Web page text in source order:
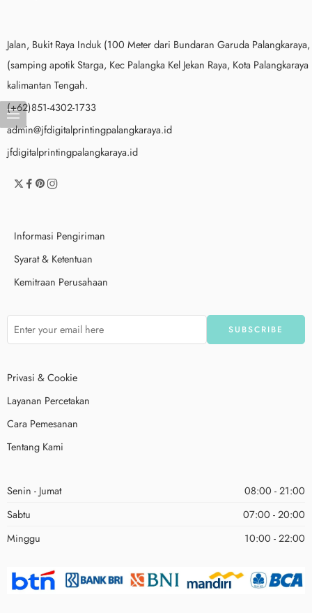
Jalan, Bukit Raya Induk (100 Meter dari Bundaran Garuda Palangkaraya,
(samping apotik Starga, Kec Palangka Kel Jekan Raya, Kota Palangkaraya
kalimantan Tengah.
(+62)851-4302-1733
admin@jfdigitalprintingpalangkaraya.id
jfdigitalprintingpalangkaraya.id
Informasi Pengiriman
Syarat & Ketentuan
Kemitraan Perusahaan
Privasi & Cookie
Layanan Percetakan
Cara Pemesanan
Tentang Kami
Senin - Jumat
08:00 - 21:00
Sabtu
07:00 - 20:00
Minggu
10:00 - 22:00